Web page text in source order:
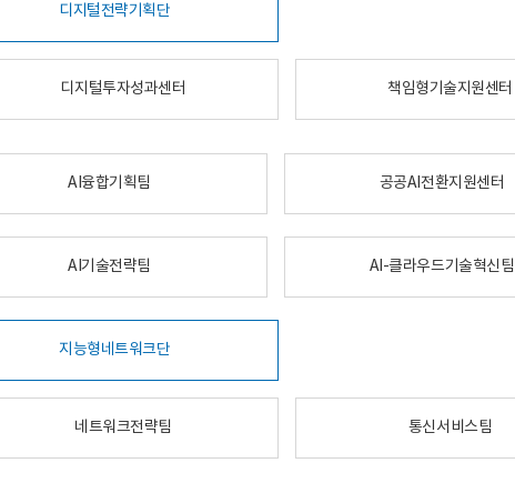
디지털전략기획단
디지털투자성과센터 책임형기술지원센터
AI융합기획팀 공공AI전환지원센터
AI기술전략팀 AI-클라우드기술혁신팀
지능형네트워크단
네트워크전략팀 통신서비스팀